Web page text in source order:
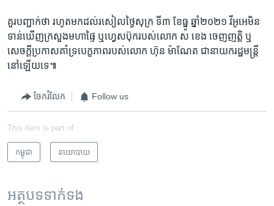
គួរ​បញ្ជាក់​ថា រហូត​មក​ដល់​រសៀល​ថ្ងៃ​សុក្រ ​ទី​៣​ ខែ​ធ្នូ​ ឆ្នាំ​២០២១ វីអូអេ​មិន​
ទាន់​ឃើញ​ក្រសួង​មហាផ្ទៃ ​ឬ​ហ្វេសប៊ុក​របស់​លោក ​ស ខេង​ ចេញ​ញត្តិ ​ឬ​
សេចក្តី​ប្រកាស​គាំទ្រ​បេក្ខភាព​របស់​លោក ​ហ៊ុន ម៉ាណែត ​ជា​នាយក​រដ្ឋមន្រ្តី​
នៅ​ឡើយ​ទេ៕​
ចែករំលែក Follow us
This item is part of
កម្ពុជា នយោបាយ
អត្ថបទ​ទាក់ទង